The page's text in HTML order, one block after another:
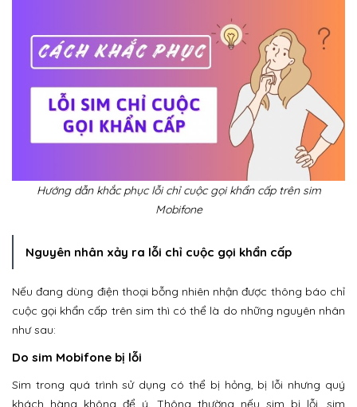
Hướng dẫn khắc phục lỗi chỉ cuộc gọi khẩn cấp trên sim
Mobifone
Nguyên nhân xảy ra lỗi chỉ cuộc gọi khẩn cấp
Nếu đang dùng điện thoại bỗng nhiên nhận được thông báo chỉ
cuộc gọi khẩn cấp trên sim thì có thể là do những nguyên nhân
như sau:
Do sim Mobifone bị lỗi
Sim trong quá trình sử dụng có thể bị hỏng, bị lỗi nhưng quý
khách hàng không để ý. Thông thường nếu sim bị lỗi, sim